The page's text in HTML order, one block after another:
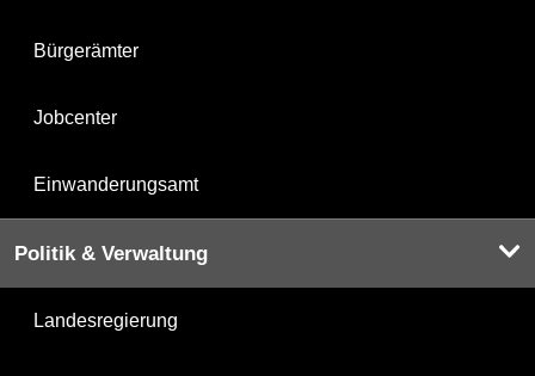
Bürgerämter
Jobcenter
Einwanderungsamt
Politik & Verwaltung
Landesregierung